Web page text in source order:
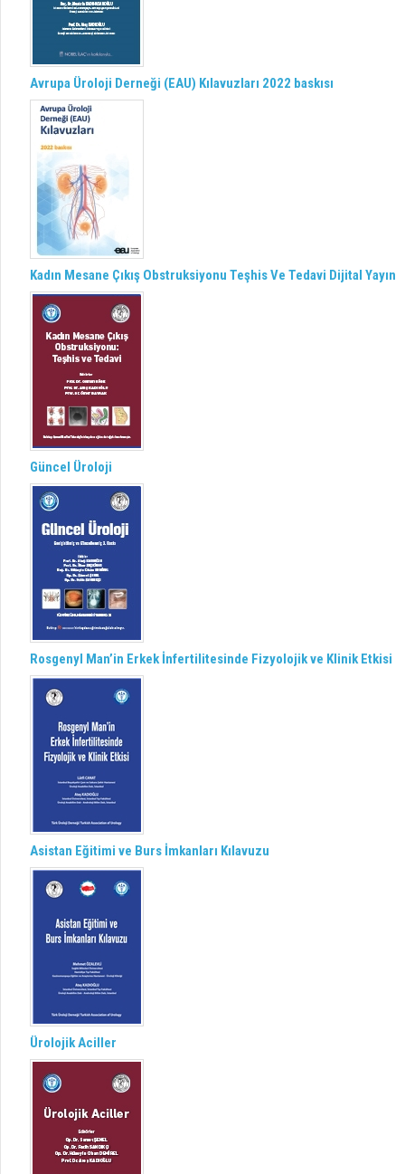
Avrupa Üroloji Derneği (EAU) Kılavuzları 2022 baskısı
Kadın Mesane Çıkış Obstruksiyonu Teşhis Ve Tedavi Dijital Yayın
Güncel Üroloji
Rosgenyl Man’in Erkek İnfertilitesinde Fizyolojik ve Klinik Etkisi
Asistan Eğitimi ve Burs İmkanları Kılavuzu
Ürolojik Aciller